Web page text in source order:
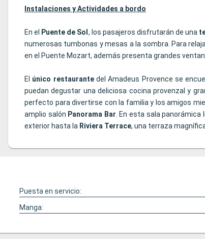
Instalaciones y Actividades a bordo
En el Puente de Sol , los pasajeros disfrutarán de una
numerosas tumbonas y mesas a la sombra. Para
en el Puente Mozart, además presenta grandes
El único restaurantedel Amadeus Provence se
puedan degustar una deliciosa cocina provenzal y
perfecto para divertirse con la familia y los amigos
amplio salón Panorama Bar . En esta sala
exterior hasta la Riviera Terrace, una terraza
Puesta en servicio:
Manga: